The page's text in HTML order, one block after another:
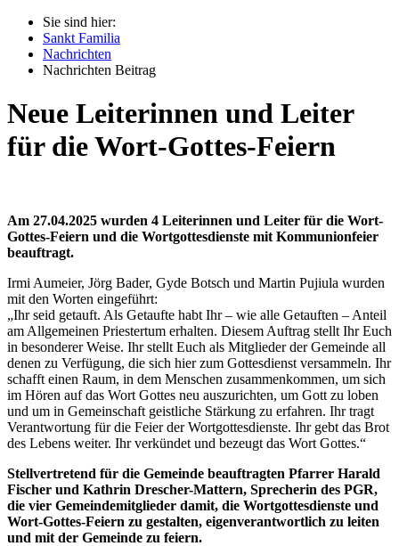
Sie sind hier:
Sankt Familia
Nachrichten
Nachrichten Beitrag
Neue Leiterinnen und Leiter
für die Wort-Gottes-Feiern
Am 27.04.2025 wurden 4 Leiterinnen und Leiter für die Wort-
Gottes-Feiern und die Wortgottesdienste mit Kommunionfeier
beauftragt.
Irmi Aumeier, Jörg Bader, Gyde Botsch und Martin Pujiula wurden
mit den Worten eingeführt:
„Ihr seid getauft. Als Getaufte habt Ihr – wie alle Getauften – Anteil
am Allgemeinen Priestertum erhalten. Diesem Auftrag stellt Ihr Euch
in besonderer Weise. Ihr stellt Euch als Mitglieder der Gemeinde all
denen zu Verfügung, die sich hier zum Gottesdienst versammeln. Ihr
schafft einen Raum, in dem Menschen zusammenkommen, um sich
im Hören auf das Wort Gottes neu auszurichten, um Gott zu loben
und um in Gemeinschaft geistliche Stärkung zu erfahren. Ihr tragt
Verantwortung für die Feier der Wortgottesdienste. Ihr gebt das Brot
des Lebens weiter. Ihr verkündet und bezeugt das Wort Gottes.“
Stellvertretend für die Gemeinde beauftragten Pfarrer Harald
Fischer und Kathrin Drescher-Mattern, Sprecherin des PGR,
die vier Gemeindemitglieder damit, die Wortgottesdienste und
Wort-Gottes-Feiern zu gestalten, eigenverantwortlich zu leiten
und mit der Gemeinde zu feiern.